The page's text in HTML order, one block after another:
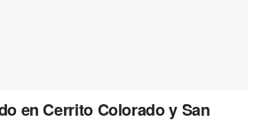
en Cerrito Colorado y San